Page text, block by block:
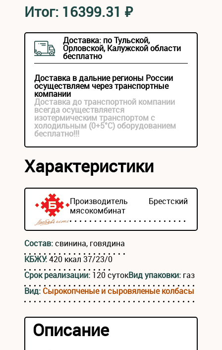
Итог: 16399.31 ₽
Доставка: по Тульской,
Орловской, Калужской области
бесплатно
Доставка в дальние регионы России
осуществляем через транспортные
компании
Доставка до транспортной компании
всегда осуществляется
изотермическим транспортом с
холодильным (0+5°С) оборудованием
бесплатно!!!
Характеристики
Производитель Брестский
мясокомбинат
Состав:свинина, говядина
КБЖУ:420 ккал 37/23/0
Срок реализации: 120 сутокВид упаковки: газ
Вид: Сырокопченые и сыровяленые колбасы
Описание